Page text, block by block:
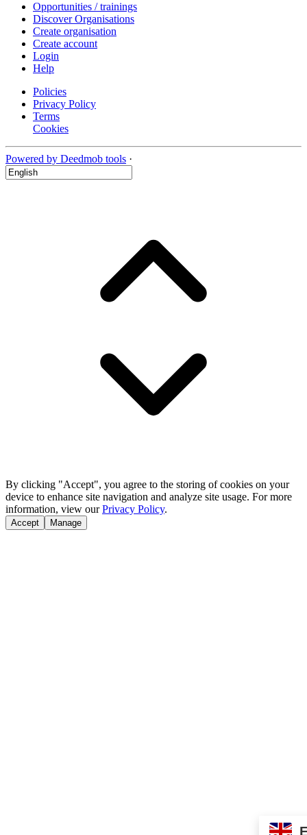
Opportunities / trainings
Discover Organisations
Create organisation
Create account
Login
Help
Policies
Privacy Policy
Terms
Cookies
Powered by Deedmob tools ·
By clicking "Accept", you agree to the storing of cookies on your
device to enhance site navigation and analyze site usage. For more
information, view our Privacy Policy.
Accept Manage